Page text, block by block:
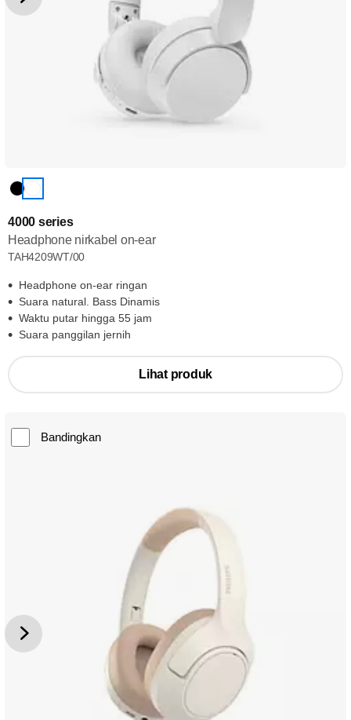
4000 series
Headphone nirkabel on-ear
TAH4209WT/00
Headphone on-ear ringan
Suara natural. Bass Dinamis
Waktu putar hingga 55 jam
Suara panggilan jernih
Lihat produk
Bandingkan